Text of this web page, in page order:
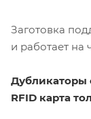
Заготовка
и работает на
Дубликаторы
RFID карта